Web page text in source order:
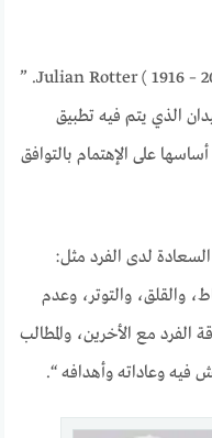
Julian Rotter ( 1916 – 2014 ). ”
الذي يتم فيه تطبيق
على الإهتمام بالتوافق
لدى الفرد مثل:
والقلق، والتوتر، وعدم
الفرد مع الأخرين، والمطالب
فيه وعاداته وأهدافه “.